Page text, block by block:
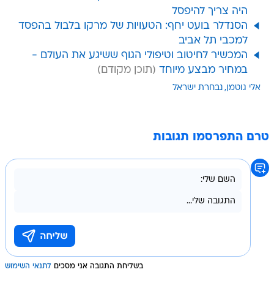
היה צריך להיפסל
הסנדלר בועט יחף: הטעויות של מרקו בלבול בהפסד
למכבי תל אביב
המכשיר לחיטוב וטיפולי הגוף ששיגע את העולם -
במחיר מבצע מיוחד
אלי גוטמן נבחרת ישראל
טרם התפרסמו תגובות
בשליחת התגובה אני מסכים לתנאי השימוש